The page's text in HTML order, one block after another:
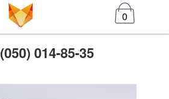
0
(050) 014-85-35